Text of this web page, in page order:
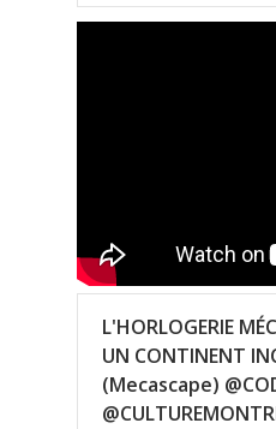
L'HORLOGERIE
UN CONTINENT
(Mecascape)